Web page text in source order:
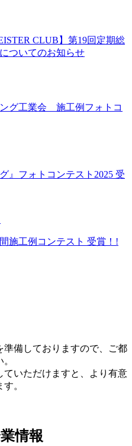
CLUB】第19回定期総
ついてのお知らせ
グ工業会 施工例フォトコ
』フォトコンテスト2025 受
施工例コンテスト 受賞！!
備しておりますので、ご都
ていただけますと、より有意
。
情報